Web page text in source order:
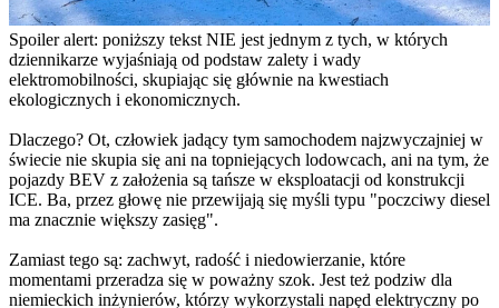
Spoiler alert: poniższy tekst NIE jest jednym z tych, w których
dziennikarze wyjaśniają od podstaw zalety i wady
elektromobilności, skupiając się głównie na kwestiach
ekologicznych i ekonomicznych.
Dlaczego? Ot, człowiek jadący tym samochodem najzwyczajniej w
świecie nie skupia się ani na topniejących lodowcach, ani na tym, że
pojazdy BEV z założenia są tańsze w eksploatacji od konstrukcji
ICE. Ba, przez głowę nie przewijają się myśli typu "poczciwy diesel
ma znacznie większy zasięg".
Zamiast tego są: zachwyt, radość i niedowierzanie, które
momentami przeradza się w poważny szok. Jest też podziw dla
niemieckich inżynierów, którzy wykorzystali napęd elektryczny po